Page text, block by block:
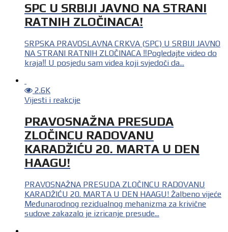
SPC U SRBIJI JAVNO NA STRANI
RATNIH ZLOČINACA!
SRPSKA PRAVOSLAVNA CRKVA (SPC) U SRBIJI JAVNO
NA STRANI RATNIH ZLOČINACA ‼️Pogledajte video do
kraja‼️ U posjedu sam videa koji svjedoči da...
2.6K
Vijesti i reakcije
PRAVOSNAŽNA PRESUDA
ZLOČINCU RADOVANU
KARADŽIĆU 20. MARTA U DEN
HAAGU!
PRAVOSNAŽNA PRESUDA ZLOČINCU RADOVANU
KARADŽIĆU 20. MARTA U DEN HAAGU! Žalbeno vijeće
Međunarodnog rezidualnog mehanizma za krivične
sudove zakazalo je izricanje presude...